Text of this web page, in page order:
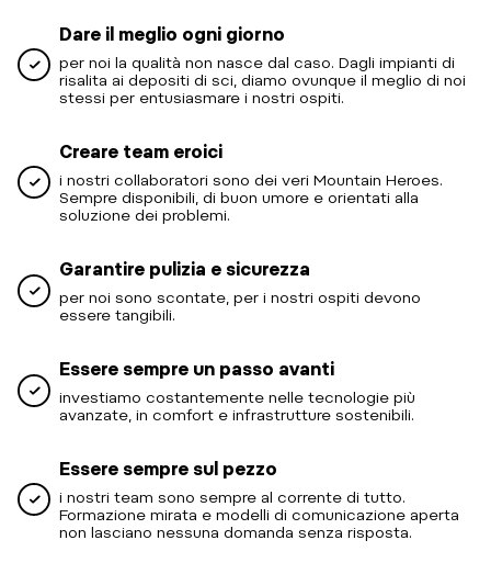
Dare il meglio ogni giorno
per noi la qualità non nasce dal caso. Dagli impianti di
risalita ai depositi di sci, diamo ovunque il meglio di noi
stessi per entusiasmare i nostri ospiti.
Creare team eroici
i nostri collaboratori sono dei veri Mountain Heroes.
Sempre disponibili, di buon umore e orientati alla
soluzione dei problemi.
Garantire pulizia e sicurezza
per noi sono scontate, per i nostri ospiti devono
essere tangibili.
Essere sempre un passo avanti
investiamo costantemente nelle tecnologie più
avanzate, in comfort e infrastrutture sostenibili.
Essere sempre sul pezzo
i nostri team sono sempre al corrente di tutto.
Formazione mirata e modelli di comunicazione aperta
non lasciano nessuna domanda senza risposta.